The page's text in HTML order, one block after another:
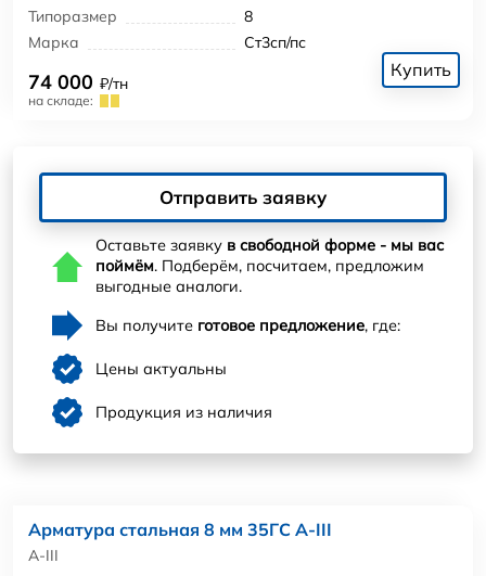
Типоразмер
8
Марка
Ст3сп/пс
74 000 ₽/тн
на складе:
Купить
Отправить заявку
Оставьте заявку в свободной форме - мы вас
поймём. Подберём, посчитаем, предложим
выгодные аналоги.
Вы получите готовое предложение, где:
Цены актуальны
Продукция из наличия
Арматура стальная 8 мм 35ГС А-III
А-III